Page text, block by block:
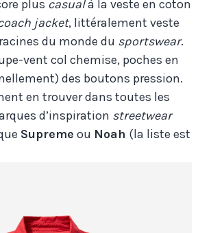
plus casualà la veste en coton
jacket, littéralement veste
du monde du sportswear.
vent col chemise, poches en
des boutons pression.
en trouver dans toutes les
d’inspiration streetwear
Supreme ou Noah (la liste est